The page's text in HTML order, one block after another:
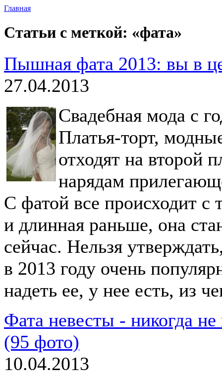
Главная
Статьи с меткой: «фата»
Пышная фата 2013: вы в
27.04.2013
Свадебная мода с
Платья-торт,
отходят на второй
нарядам
С фатой все происходит с
и длинная раньше, она
сейчас. Нельзя
в 2013 году очень
надеть ее, у нее есть, из
Фата невесты - никогда не
(95 фото)
10.04.2013